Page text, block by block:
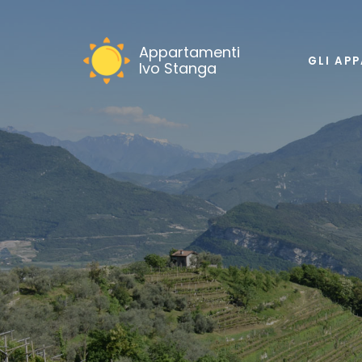
Appartamenti
Ivo Stanga
GLI